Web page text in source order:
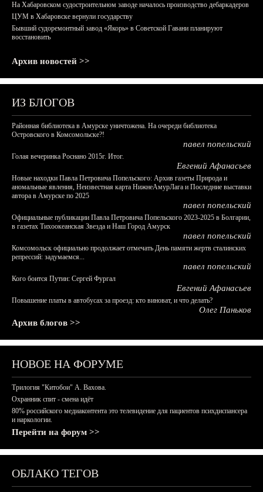
На Хабаровском судостроительном заводе началось производство дебаркадеров
ЦУМ в Хабаровске вернули государству
Бывший судоремонтный завод «Якорь» в Советской Гавани планируют
восстановить
Архив новостей >>
ИЗ БЛОГОВ
Районная библиотека в Амурске уничтожена. На очереди библиотека
Островского в Комсомольске?!
павел попельский
Голая вечеринка Роснано 2015г. Итог.
Евгений Афанасьев
Новые находки Павла Петровича Попельского: Архив газеты Природа и
аномальные явления, Неизвестная карта НижнеАмурЛага и Последние выставки
автора в Амурске по 2025
павел попельский
Официальные публикации Павла Петровича Попельского 2023-2025 в Болгарии,
в газетах Тихоокеанская Звезда и Наш Город Амурск
павел попельский
Комсомольск официально продолжает отмечать День памяти жертв сталинских
репрессий: задумаемся...
павел попельский
Кого боится Путин: Сергей Фургал
Евгений Афанасьев
Повышение платы в автобусах за проезд: кто виноват, и что делать?
Олег Паньков
Архив блогов >>
НОВОЕ НА ФОРУМЕ
Трилогия "Китобои" А. Вахова.
Охранник спит - смена идёт
80% российского медиаконтента это телевидение для пациентов психдиспансера
и наркологии.
Перейти на форум >>
ОБЛАКО ТЕГОВ